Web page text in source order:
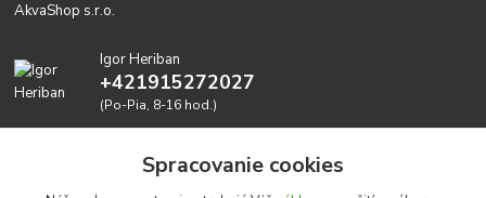
AkvaShop s.r.o.
Igor Heriban
+421915272027
(Po-Pia, 8-16 hod.)
Spracovanie cookies